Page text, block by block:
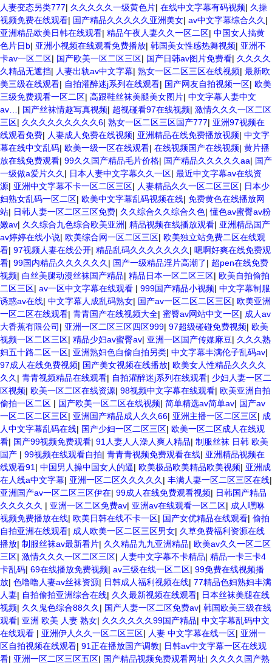
人妻变态另类777| 久久久久久一级黄色片| 在线中文字幕有码视频| 久操
视频免费在线观看| 国产精品久久久久久亚洲美女| av中文字幕综合久久 |
亚洲精品欧美日韩在线观看| 精品午夜人妻久久一区二区| 中国女人搞黄
色片日b| 亚洲小视频在线观看免费播放| 韩国美女性感热舞视频| 亚洲不
卡av一区二区| 国产欧美一区二区三区| 国产日韩av图片免费看| 久久久久
久精品无遮挡| 人妻出轨av中文字幕| 熟女一区二区三区在线视频| 最新欧
美三级在线观看| 自拍灌醉迷j系列在线观看| 国产网友自拍视频一区| 欧美
三级免费观看一区二区| 高跟鞋丝袜美腿美女图片| 中文字幕人妻中文
av… | 国产丝袜情趣写真视频| 超视碰看97在线视频| 激情久久久一区二区
三区| 久久久久久久久久久6| 熟女一区二区三区国产777| 亚洲97视频在
线观看免费| 人妻成人免费在线视频| 亚洲精品在线免费播放视频| 中文字
幕在线中文乱码| 欧美一级一区在线观看| 在线视频国产在线视频| 黄片播
放在线免费观看| 99久久国产精品毛片价格| 国产精品久久久久久aa| 国产
一级做a爱片久久 | 日本人妻中文字幕久久一区| 最近中文字幕av在线资
源| 亚洲中文字幕不卡一区二区三区| 人妻精品久久一区二区三区| 日本少
妇熟女乱码一区二区| 欧美中文字幕乱码视频在线| 免费黄色在线播放网
站| 日韩人妻一区二区三区免费| 久久综合久久综合久色|懂色av蜜臀av粉
嫩av| 久久综合九色综合欧美亚洲| 精品视频在线播放观看| 亚洲精品国产
av婷婷在线小说| 欧美综合网一区二区三区| 欧美独立站免费二区在线观
看| 97视频人妻在线公开| 精品乱码久久久久久久久 | 嗯啊好爽在线免费观
看| 99国内精品久久久久久久 | 国产一级精品淫片高潮了| 超pen在线免费
视频| 白丝美腿动漫丝袜国产精品| 精品日本一区二区三区| 欧美自拍偷拍
二区三区| av一区中文字幕在线观看 | 999国产精品小视频| 中文字幕制服
诱惑av在线| 中文字幕人成乱码熟女| 国产av一区二区二区三区| 欧美亚洲
一区二区在线观看| 青青国产在线视频大全| 蜜臀av网站中文一区| 成人av
大香蕉有限公司 | 亚洲一区二区三区四区999| 97超级碰碰免费视频| 欧美
视频一区二区三区| 精品少妇av蜜臀av| 亚洲一区国产传媒麻豆| 久久久熟
妇五十路二区一区| 亚洲熟妇色自偷自拍另类| 中文字幕丰满伦子乱码av|
97成人在线免费视频| 国产美女视频在线播放| 欧美女人性精品久久久久
久久 | 青青视频精品在线观看| 自拍灌醉迷j系列在线观看| 少妇人妻一区二
区视频| 欧美一区二区在线资源| 98视频中文字幕在线观看| 欧美亚洲自拍
偷拍一区二区 | 国产欧美一区二区在线视频| 简单精选av简单av| 国产av
一区二区二区三区| 亚洲国产精品成人久久66| 亚洲主播一区二区三区| 成
人中文字幕乱码在线| 国产少妇一区二区三区| 欧美一区二区成人在线观
看| 国产99视频免费观看| 91人妻人人澡人爽人精品| 制服丝袜 日韩 欧美
国产 | 99视频在线观看自拍| 青青青视频免费观看在线| 亚洲精品视频在
线观看91 | 中国男人操中国女人的逼| 欧美极品欧美精品欧美视频| 亚洲成
在人线a中文字幕| 亚洲一区二区久久久久久 | 丰满人妻一区二区三区在线|
亚洲国产av一区二区三区伊在| 99成人在线免费观看视频| 日韩国产精品
久久久久久 | 亚洲一区二区免费av| 亚洲av在线观看一区二区| 成人嘿咻
视频免费播放在线| 欧美日韩在线不卡一区| 国产女优精品在线观看| 偷拍
自拍亚洲在线观看| 成人欧美一区二区三区男女| 久草免费福利资源在线
播放| 制服丝袜av最新看片| 久久精品九九亚洲精品| 欧美av久久一区二区
三区| 激情久久久一区二区三区| 人妻中文字幕不卡精品| 精品一卡三卡4
卡乱码| 69在线播放免费视频| av三级在线一区二区| 99免费在线视频播
放| 色噜噜人妻av丝袜资源| 日韩成人福利视频在线| 77精品色妇熟妇丰满
人妻| 自拍偷拍亚洲综合在线| 久久最新视频在线观看| 日本丝袜美腿在线
视频| 久久鬼色综合88久久 | 国产人妻一区二区免费av| 韩国欧美三级在线
观看| 亚洲 欧美 人妻 熟女| 久久久久久久99国产精品| 中文字幕乱码中文
在线观看 | 亚洲伊人久久一区二区三区| 人妻 中文字幕在线一区| 亚洲一
区自拍视频在线观看| 91正在播放国产调教| 日韩av中文字幕一区在线观
看| 亚洲一区二区三区五区| 国产精品视频免费观看网址| 久久久久国产熟